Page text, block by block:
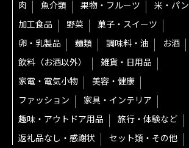
肉 魚介類 果物・フルーツ
米・パン
加工食品
野菜
菓子・スイーツ
卵・乳製品
麺類 調味料・油
お酒
飲料（お酒以外）
雑貨・日用品
家電・電気小物
美容・健康
ファッション
家具・インテリア
趣味・アウトドア用品
旅行・体験など
返礼品なし・感謝状
セット類・その他